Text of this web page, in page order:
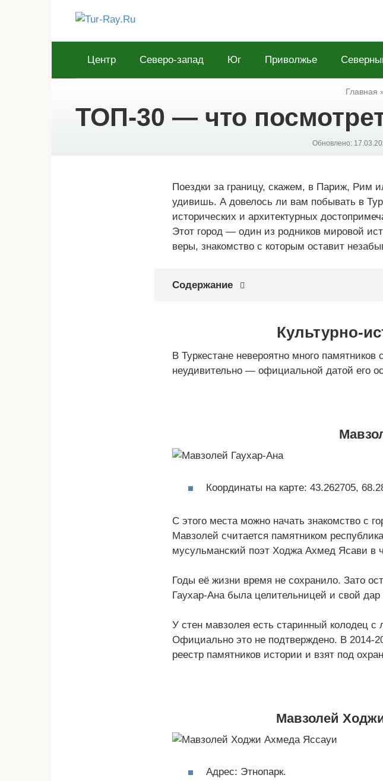
Центр Северо-запад Юг Приволжье
Главная
ТОП-30 — что
Обновлено:
Поездки за границу, скажем, в Париж, Рим
удивишь. А довелось ли вам побывать в
исторических и архитектурных
Этот город — один из родников мировой
веры, знакомство с которым оставит
Содержание
Культурно-
В Туркестане невероятно много
неудивительно — официальной датой его
Координаты на карте: 43.262705,
С этого места можно начать знакомство с
Мавзолей считается памятником
мусульманский поэт Ходжа Ахмед Ясави в
Годы её жизни время не сохранило. Зато
Гаухар-Ана была целительницей и свой
У стен мавзолея есть старинный колодец с
Официально это не подтверждено. В 2014-
реестр памятников истории и взят под
Мавзолей
Адрес: Этнопарк.